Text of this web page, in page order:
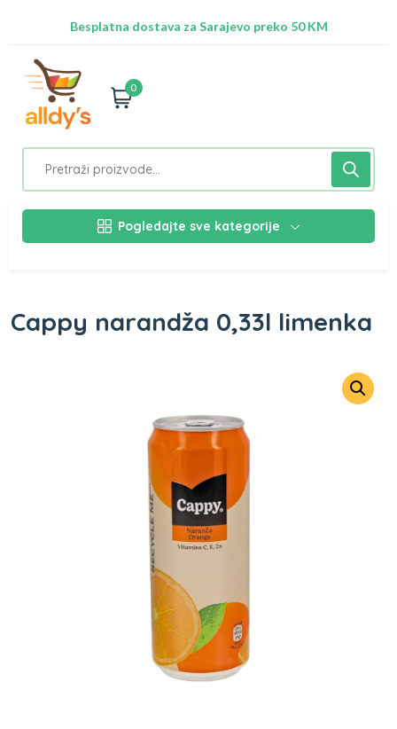
Besplatna dostava za Sarajevo preko 50 KM
0
Pogledajte sve kategorije
Cappy narandža 0,33l limenka